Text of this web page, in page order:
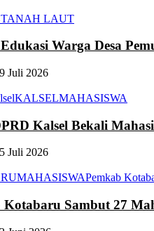
TANAH LAUT
Warga Desa
Juli 2026
KALSELMAHASISWA
Kalsel Bekali
Juli 2026
MAHASISWAPemkab
Kotabaru Sambut 27